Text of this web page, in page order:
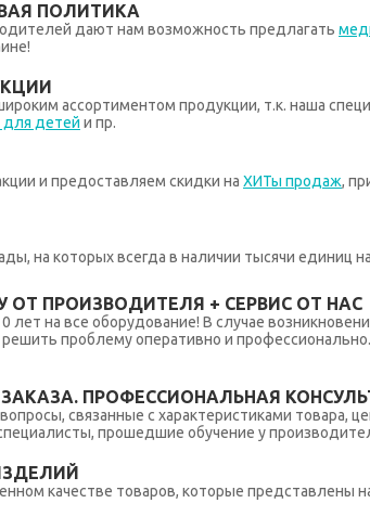
ПОЛИТИКА
дают нам возможность предлагать
ассортиментом продукции, т.к. наша
для детей и пр.
и предоставляем скидки на ХИТы продаж,
на которых всегда в наличии тысячи единиц
ОТ ПРОИЗВОДИТЕЛЯ + СЕРВИС ОТ НАС
на все оборудование! В случае
решить проблему оперативно и
ПРОФЕССИОНАЛЬНАЯ
связанные с характеристиками товара,
прошедшие обучение у
качестве товаров, которые представлены